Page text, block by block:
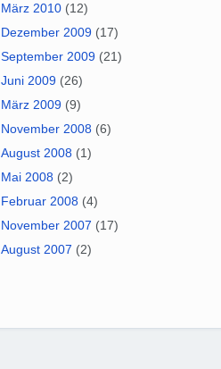
März 2010 (12)
Dezember 2009 (17)
September 2009 (21)
Juni 2009 (26)
März 2009 (9)
November 2008 (6)
August 2008 (1)
Mai 2008 (2)
Februar 2008 (4)
November 2007 (17)
August 2007 (2)